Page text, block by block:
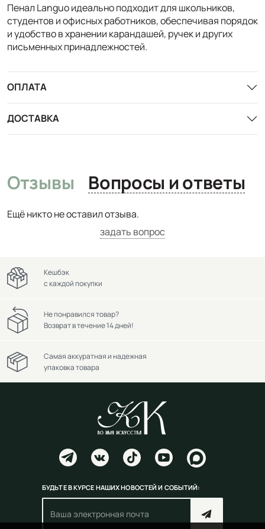
Пенал Languo идеально подходит для школьников,
студентов и офисных работников, обеспечивая порядок
и удобство в хранении карандашей, ручек и других
письменных принадлежностей.
ОПЛАТА
ДОСТАВКА
Отзывы Вопросы и ответы
Ещё никто не оставил отзыва.
задать вопрос
Кешбэк
с каждой покупки
Не понравился товар?
Возврат в течение 14 дней!
Самая аккуратная и надежная
упаковка товара
БУДЬТЕ В КУРСЕ НАШИХ НОВОСТЕЙ И СОБЫТИЙ: